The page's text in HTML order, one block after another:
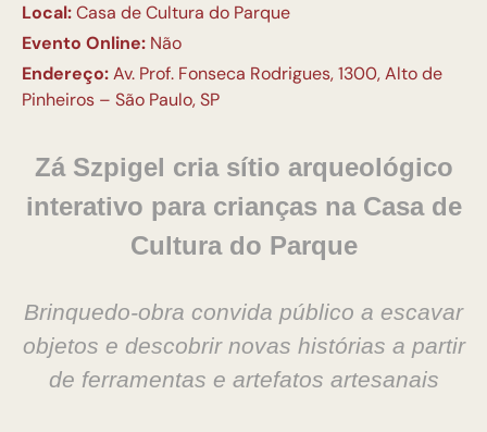
Local:Casa de Cultura do Parque
Evento Online: Não
Endereço:Av. Prof. Fonseca Rodrigues, 1300, Alto de
Pinheiros – São Paulo, SP
Zá Szpigel cria sítio arqueológico
interativo para crianças na Casa de
Cultura do Parque
Brinquedo-obra convida público a escavar
objetos e descobrir novas histórias a partir
de ferramentas e artefatos artesanais